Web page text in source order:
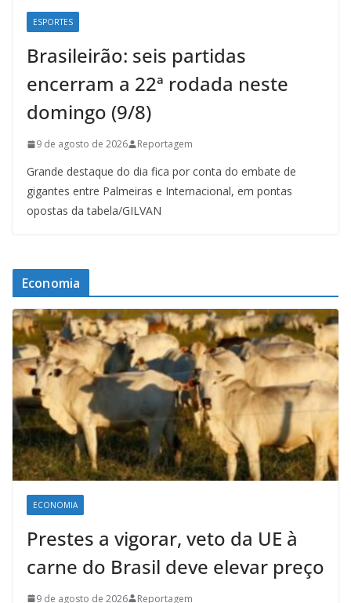
ESPORTES
Brasileirão: seis partidas
encerram a 22ª rodada neste
domingo (9/8)
9 de agosto de 2026 Reportagem
Grande destaque do dia fica por conta do embate de
gigantes entre Palmeiras e Internacional, em pontas
opostas da tabela/GILVAN
Economia
ECONOMIA
Prestes a vigorar, veto da UE à
carne do Brasil deve elevar preço
9 de agosto de 2026 Reportagem